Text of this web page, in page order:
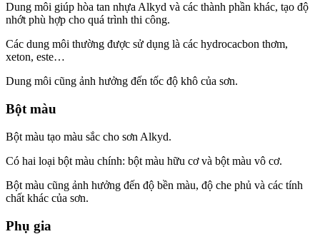
Dung môi giúp hòa tan nhựa Alkyd và các thành phần khác, tạo độ
nhớt phù hợp cho quá trình thi công.
Các dung môi thường được sử dụng là các hydrocacbon thơm,
xeton, este…
Dung môi cũng ảnh hưởng đến tốc độ khô của sơn.
Bột màu
Bột màu tạo màu sắc cho sơn Alkyd.
Có hai loại bột màu chính: bột màu hữu cơ và bột màu vô cơ.
Bột màu cũng ảnh hưởng đến độ bền màu, độ che phủ và các tính
chất khác của sơn.
Phụ gia